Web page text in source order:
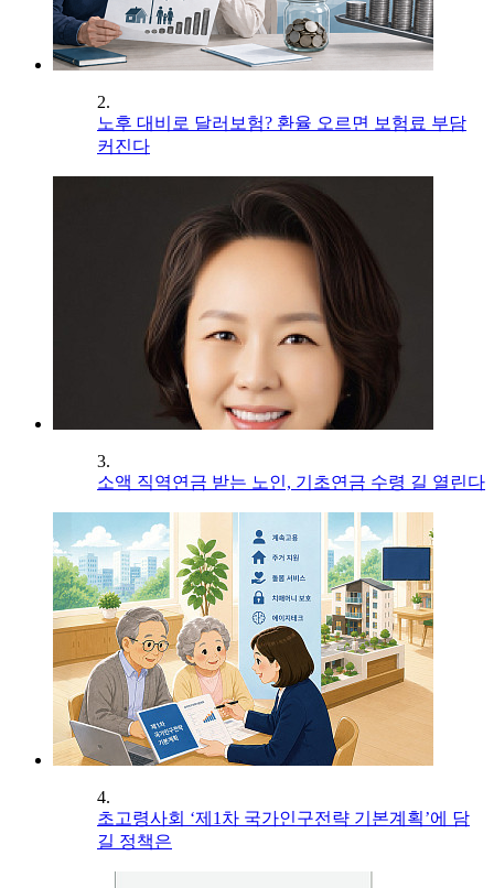
2.
노후 대비로 달러보험? 환율 오르면 보험료 부담
커진다
3.
소액 직역연금 받는 노인, 기초연금 수령 길 열린다
4.
초고령사회 ‘제1차 국가인구전략 기본계획’에 담
길 정책은